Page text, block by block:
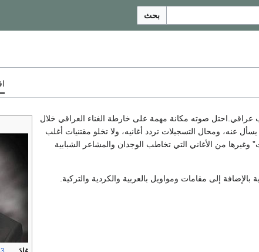
بحث
صوته مكانة مهمة على خارطة الغناء العراقي خلال
عنه، ومحال التسجيلات تردد أغانيه، ولا تخلو مقتنيات أغلب
وغيرها من الأغاني التي تخاطب الوجدان والمشاعر الشبابية